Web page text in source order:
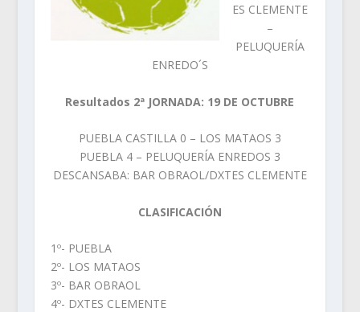
ES CLEMENTE
–
PELUQUERÍA
ENREDO´S
Resultados 2ª JORNADA: 19 DE OCTUBRE
PUEBLA CASTILLA 0 – LOS MATAOS 3
PUEBLA 4 – PELUQUERÍA ENREDOS 3
DESCANSABA: BAR OBRAOL/DXTES CLEMENTE
CLASIFICACIÓN
1º- PUEBLA
2º- LOS MATAOS
3º- BAR OBRAOL
4º- DXTES CLEMENTE